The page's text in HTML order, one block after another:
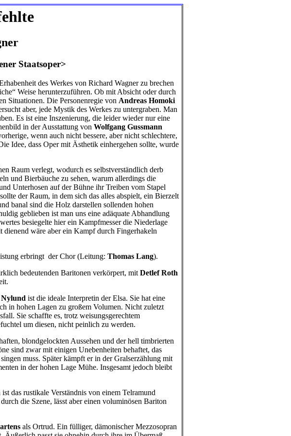
Staatsoper>
des Werkes von Richard Wagner zu brechen
Weise herunterzuführen. Ob mit Absicht oder durch
Situationen. Die Personenregie von Andreas Homoki
aber, jede Mystik des Werkes zu untergraben. Man
Es ist eine Inszenierung, die leider wieder nur eine
in der Ausstattung von Wolfgang Gussmann
wenn auch nicht bessere, aber nicht schlechtere,
Idee, dass Oper mit Ästhetik einhergehen sollte, wurde
Raum verlegt, wodurch es selbstverständlich derb
und Bierbäuche zu sehen, warum allerdings die
Unterhosen auf der Bühne ihr Treiben vom Stapel
der Raum, in dem sich das alles abspielt, ein Bierzelt
banal sind die Holz darstellen sollenden hohen
geblieben ist man uns eine adäquate Abhandlung
besiegelte hier ein Kampfmesser die Niederlage
dienend wäre aber ein Kampf durch Fingerhakeln
erbringt der Chor (Leitung: Thomas Lang).
bedeutenden Baritonen verkörpert, mit Detlef Roth
ist die ideale Interpretin der Elsa. Sie hat eine
in hohen Lagen zu großem Volumen. Nicht zuletzt
Sie schaffte es, trotz weisungsgerechtem
um diesen, nicht peinlich zu werden.
blondgelockten Aussehen und der hell timbrierten
sind zwar mit einigen Unebenheiten behaftet, das
muss. Später kämpft er in der Gralserzählung mit
in der hohen Lage Mühe. Insgesamt jedoch bleibt
ist das rustikale Verständnis von einem Telramund
die Szene, lässt aber einen voluminösen Bariton
als Ortrud. Ein fülliger, dämonischer Mezzosopran